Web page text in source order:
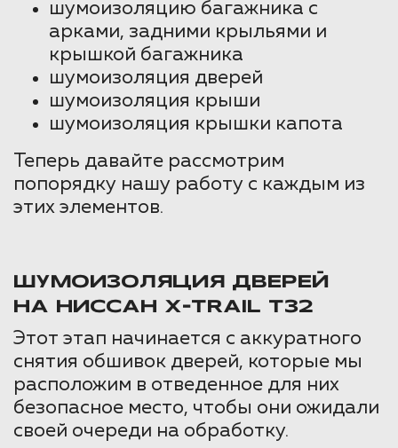
шумоизоляцию багажника с
арками, задними крыльями и
крышкой багажника
шумоизоляция дверей
шумоизоляция крыши
шумоизоляция крышки капота
Теперь давайте рассмотрим
попорядку нашу работу с каждым из
этих элементов.
ШУМОИЗОЛЯЦИЯ ДВЕРЕЙ
НА НИССАН X-TRAIL T32
Этот этап начинается с аккуратного
снятия обшивок дверей, которые мы
расположим в отведенное для них
безопасное место, чтобы они ожидали
своей очереди на обработку.